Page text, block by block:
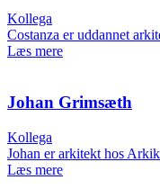
Kollega
Costanza er uddannet
Læs mere
Johan Grimsæth
Kollega
Johan er arkitekt hos
Læs mere